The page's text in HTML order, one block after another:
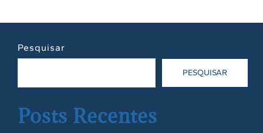
Pesquisar
PESQUISAR
Posts Recentes